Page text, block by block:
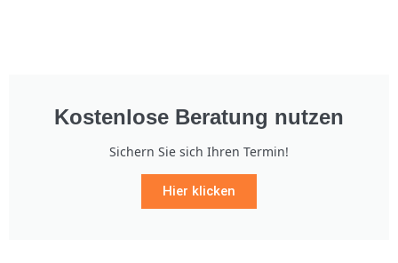
Kostenlose Beratung nutzen
Sichern Sie sich Ihren Termin!
Hier klicken